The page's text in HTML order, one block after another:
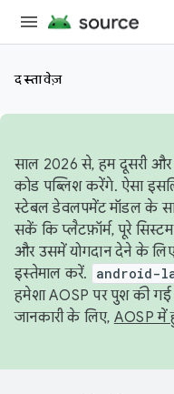
दस्तावेज़
साल 2026 से, हम दूसरी और
कोड पब्लिश करेंगे. ऐसा
स्टेबल डेवलपमेंट मॉडल के
सकें कि प्लैटफ़ॉर्म, पूरे
और उसमें योगदान देने के
इस्तेमाल करें.
android-
हमेशा AOSP पर पुश की
जानकारी के लिए, AOSP में